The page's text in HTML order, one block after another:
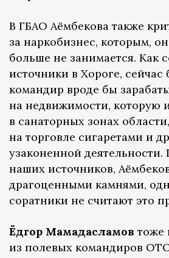
В ГБАО Аёмбекова также
за наркобизнес, которым,
больше не занимается. Как
источники в Хороге,
командир вроде бы
на недвижимости, которую
в санаторных зонах
на торговле сигаретами и
узаконенной
наших источников,
драгоценными камнями,
соратники не считают это
Ёдгор Мамадасламов тоже
из полевых командиров